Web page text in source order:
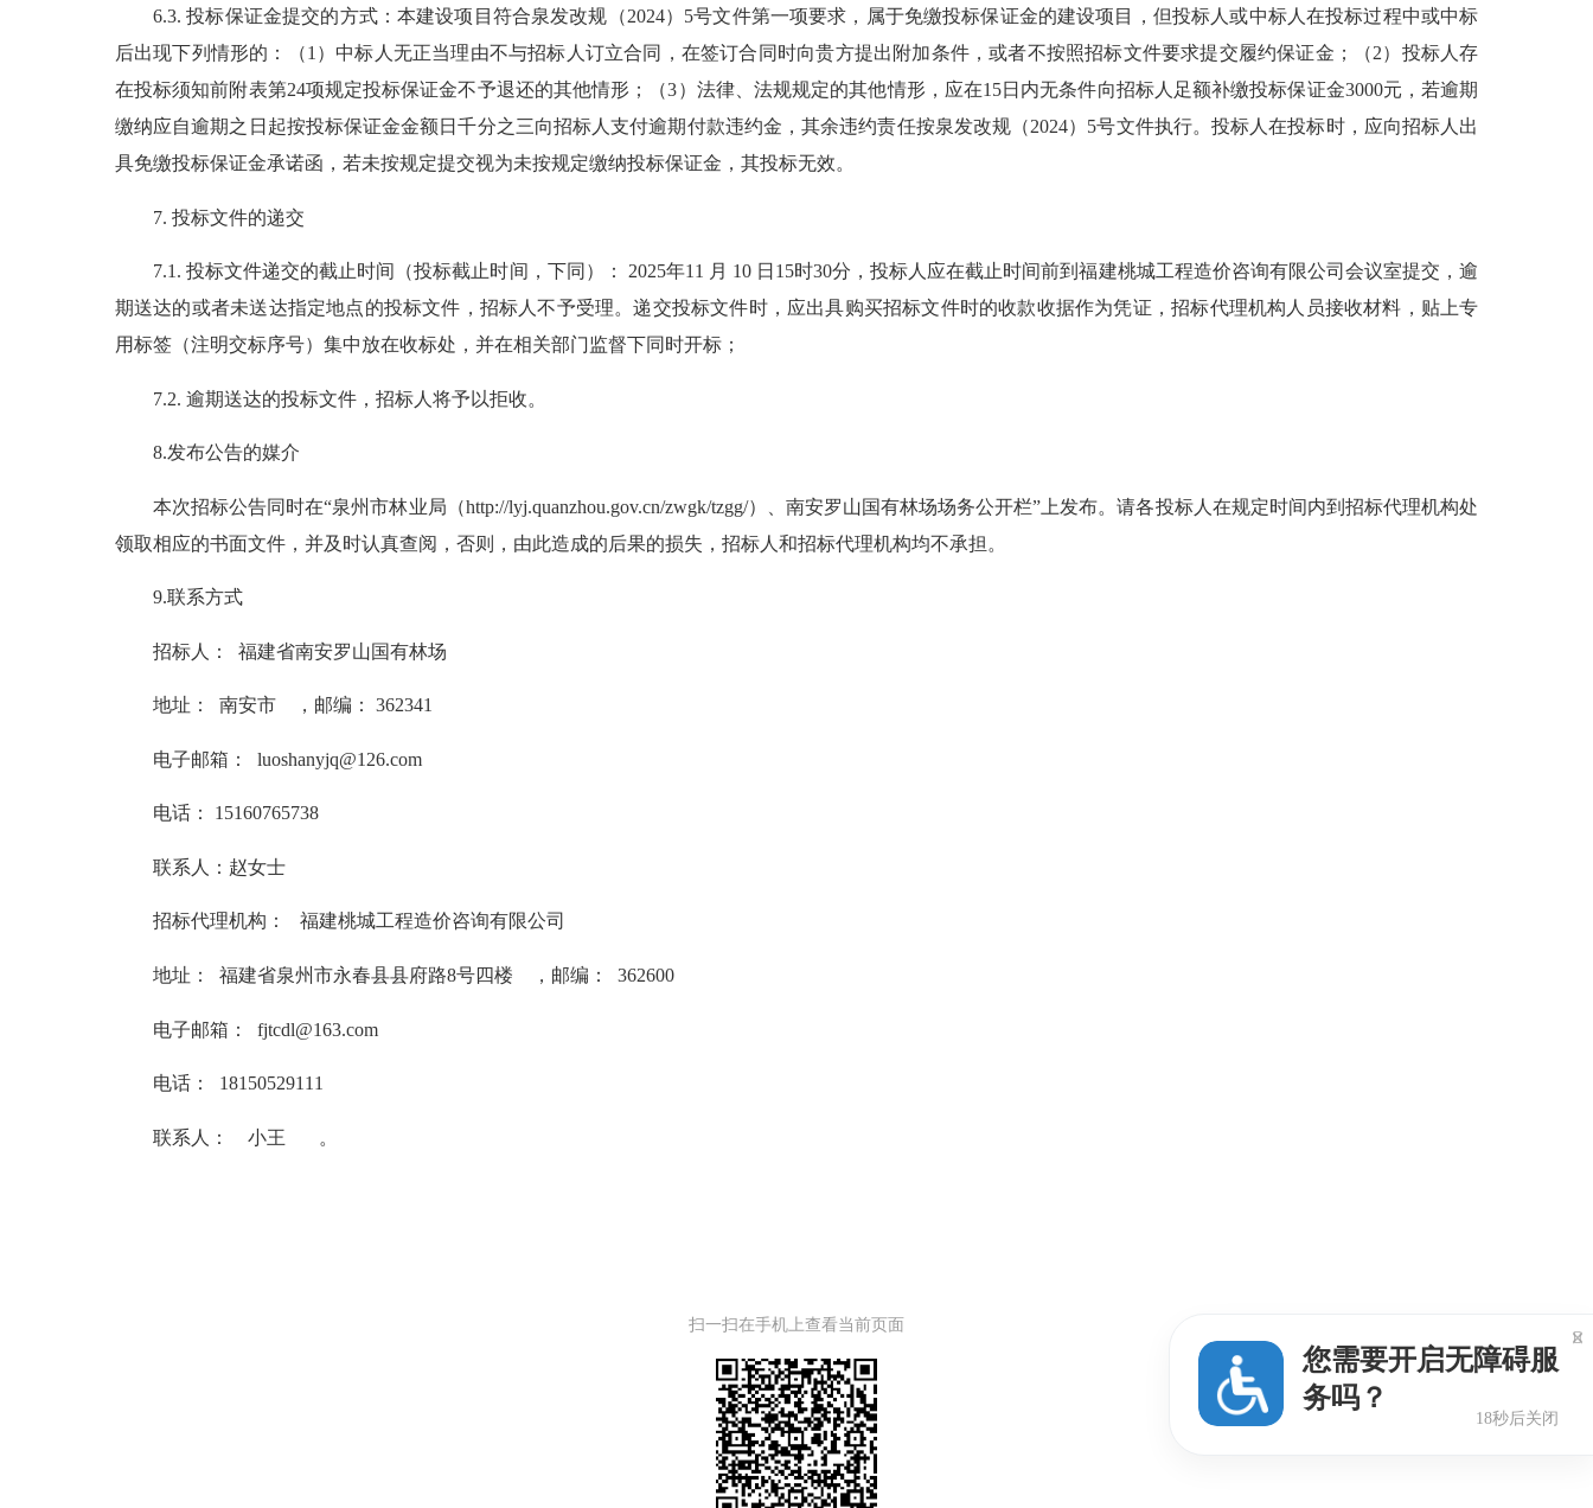
6.3. 投标保证金提交的方式：本建设项目符合泉发改规 （2024） 5号文件第一项要求，属于免缴投标保证金的建设项目，但投标人或中标人在投标过程中或中标
后出现下列情形的：（1）中标人无正当理由不与招标人订立合同，在签订合同时向贵方提出附加条件，或者不按照招标文件要求提交履约保证金；（2）投标人存
在投标须知前附表第24项规定投标保证金不予退还的其他情形；（3）法律、法规规定的其他情形，应在15日内无条件向招标人足额补缴投标保证金3000元，若逾期
缴纳应自逾期之日起按投标保证金金额日千分之三向招标人支付逾期付款违约金，其余违约责任按泉发改规 （2024） 5号文件执行。投标人在投标时，应向招标人出
具免缴投标保证金承诺函 ， 若未按规定提交视为未按规定缴纳投标保证金，其投标无效。
7. 投标文件的递交
7.1. 投标文件递交的截止时间（投标截止时间，下同）： 2025年11 月 10 日15时30分，投标人应在截止时间前到福建桃城工程造价咨询有限公司会议室提交，逾
期送达的或者未送达指定地点的投标文件，招标人不予受理。递交投标文件时， 应出具购买招标文件时的收款收据作为凭证 ，招标代理机构人员接收材料，贴上专
用标签（注明交标序号）集中放在收标处，并在相关部门监督下同时开标；
7.2. 逾期送达的投标文件，招标人将予以拒收。
8.发布公告的媒介
本次招标公告同时在“泉州市林业局 （http://lyj.quanzhou.gov.cn/zwgk/tzgg/）、南安罗山国有林场场务公开栏”上发布。请各投标人在规定时间内到招标代理机构处
领取相应的书面文件，并及时认真查阅，否则，由此造成的后果的损失，招标人和招标代理机构均不承担。
9.联系方式
招标人： 福建省南安罗山国有林场
地址： 南安市 ，邮编： 362341
电子邮箱 ： luoshanyjq@126.com
电话： 15160765738
联系人：赵女士
招标代理机构： 福建桃城工程造价咨询有限公司
地址： 福建省泉州市永春县县府路8号四楼 ，邮编： 362600
电子邮箱 ： fjtcdl@163.com
电话： 18150529111
联系人： 小王 。
扫一扫在手机上查看当前页面
您需要开启无障碍服
务吗？
18秒后关闭
